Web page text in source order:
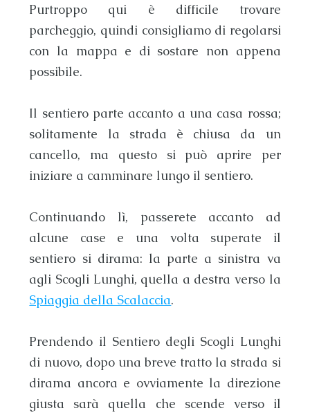
Purtroppo qui è difficile trovare
parcheggio, quindi consigliamo di regolarsi
con la mappa e di sostare non appena
possibile.
Il sentiero parte accanto a una casa rossa;
solitamente la strada è chiusa da un
cancello, ma questo si può aprire per
iniziare a camminare lungo il sentiero.
Continuando lì, passerete accanto ad
alcune case e una volta superate il
sentiero si dirama: la parte a sinistra va
agli Scogli Lunghi, quella a destra verso la
Spiaggia della Scalaccia.
Prendendo il Sentiero degli Scogli Lunghi
di nuovo, dopo una breve tratto la strada si
dirama ancora e ovviamente la direzione
giusta sarà quella che scende verso il